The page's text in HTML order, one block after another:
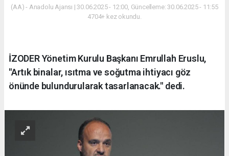
(AA) - Anadolu Ajansı | 30.06.2025 - 12:00, Güncelleme: 30.06.2025 - 11:55
4704+ kez okundu.
İZODER Yönetim Kurulu Başkanı Emrullah Eruslu,
"Artık binalar, ısıtma ve soğutma ihtiyacı göz
önünde bulundurularak tasarlanacak." dedi.